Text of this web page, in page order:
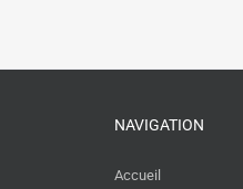
NAVIGATION
Accueil